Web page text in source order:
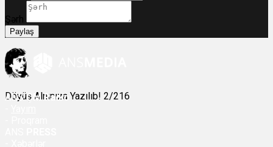
Şərh
Paylaş
Döyüş Alnınıza Yazılıb! 2/216
ANSÇM Radio